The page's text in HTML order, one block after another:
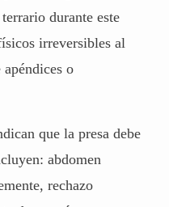
durante este
irreversibles al
o
que la presa debe
abdomen
rechazo